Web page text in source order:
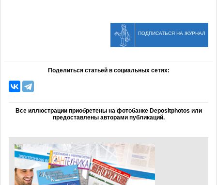
ПОДПИСАТЬСЯ НА ЖУРНАЛ
Поделиться статьей в социальных сетях:
Все иллюстрации приобретены на фотобанке Depositphotos или
предоставлены авторами публикаций.